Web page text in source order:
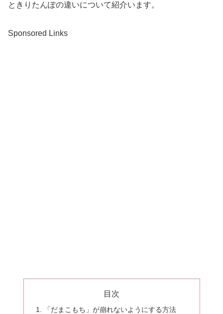
ときりたんぽの違いについて紹介います。
Sponsored Links
目次
「だまこもち」が崩れないようにする方法